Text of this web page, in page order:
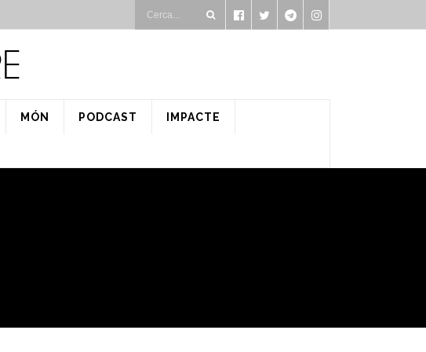
MÓN PODCAST IMPACTE